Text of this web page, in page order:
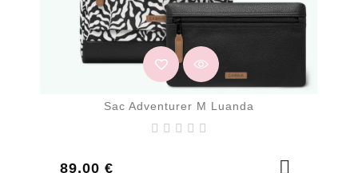
Sac Adventurer M Luanda
89,00 €
Prix